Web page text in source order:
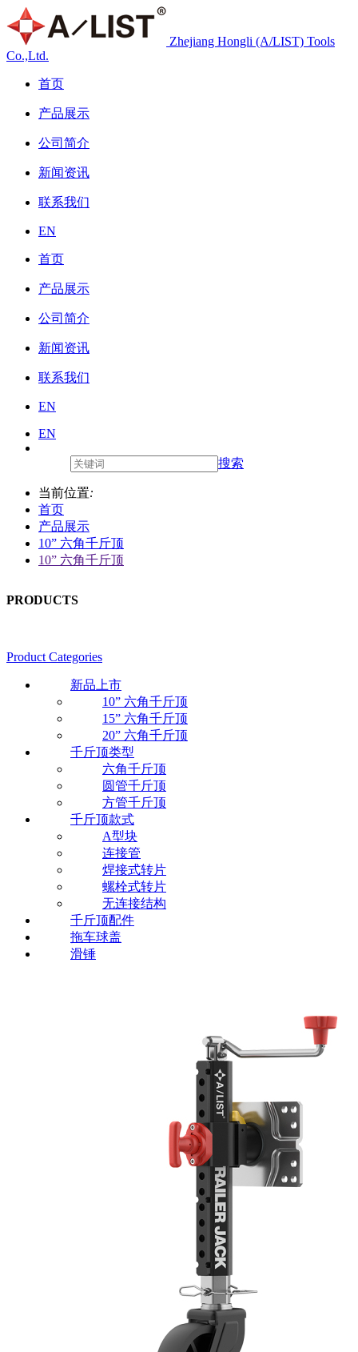
Zhejiang Hongli (A/LIST) Tools
Co.,Ltd.
首页
产品展示
公司简介
新闻资讯
联系我们
EN
首页
产品展示
公司简介
新闻资讯
联系我们
EN
EN
搜索
当前位置:
首页
产品展示
10” 六角千斤顶
10” 六角千斤顶
PRODUCTS
Product Categories
新品上市
10” 六角千斤顶
15” 六角千斤顶
20” 六角千斤顶
千斤顶类型
六角千斤顶
圆管千斤顶
方管千斤顶
千斤顶款式
A型块
连接管
焊接式转片
螺栓式转片
无连接结构
千斤顶配件
拖车球盖
滑锤